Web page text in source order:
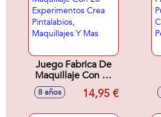
Juego Fabrica De
Maquillaje Con 20
Experimentos Crea
Pintalabios,
8 años 14,95 €